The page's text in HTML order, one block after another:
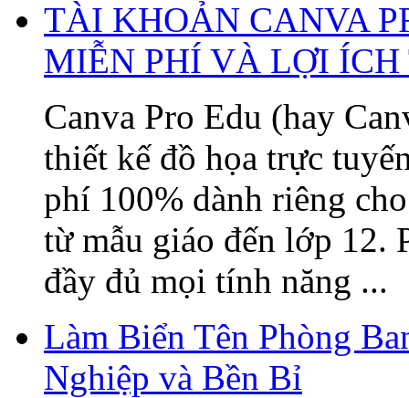
TÀI KHOẢN CANVA
MIỄN PHÍ VÀ LỢI
Canva Pro Edu (hay
thiết kế đồ họa trực
phí 100% dành riêng
từ mẫu giáo đến lớp 12.
đầy đủ mọi tính năng ...
Làm Biển Tên Phòng
Nghiệp và Bền Bỉ